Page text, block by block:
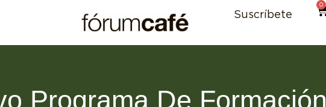
Suscríbete
0
Programa De Formación